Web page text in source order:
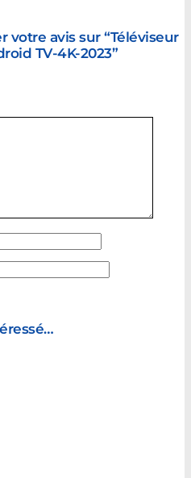
votre avis sur “Téléviseur
TV-4K-2023”